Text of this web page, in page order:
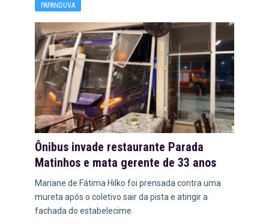
PAPANDUVA
Ônibus invade restaurante Parada
Matinhos e mata gerente de 33 anos
Mariane de Fátima Hilko foi prensada contra uma
mureta após o coletivo sair da pista e atingir a
fachada do estabelecime